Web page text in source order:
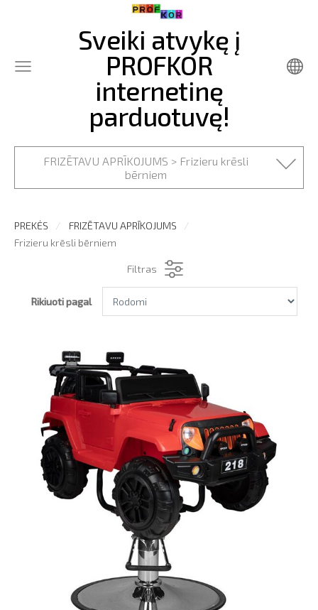
Sveiki atvykę į
PROFKOR
internetinę
parduotuvę!
FRIZĒTAVU APRĪKOJUMS > Frizieru krēsli
bērniem
PREKĖS
FRIZĒTAVU APRĪKOJUMS
Frizieru krēsli bērniem
Filtras
Rikiuoti pagal